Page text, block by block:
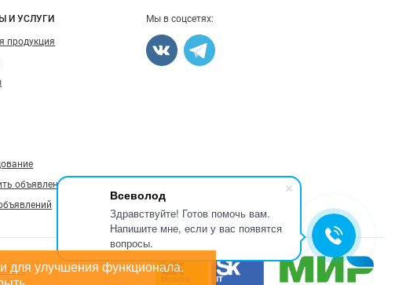
Всеволод
Здравствуйте! Готов помочь вам.
Напишите мне, если у вас появятся
вопросы.
И УСЛУГИ
продукция
объявление
Мы в соцсетях:
для улучшения функционала.